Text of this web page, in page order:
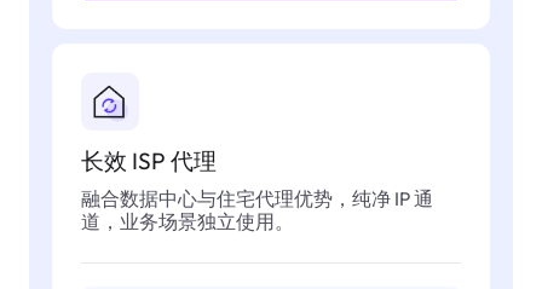
长效 ISP 代理
融合数据中心与住宅代理优势，纯净 IP 通
道，业务场景独立使用。